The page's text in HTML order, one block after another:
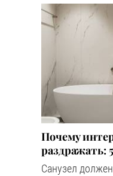
Почему
раздражать:
Санузел